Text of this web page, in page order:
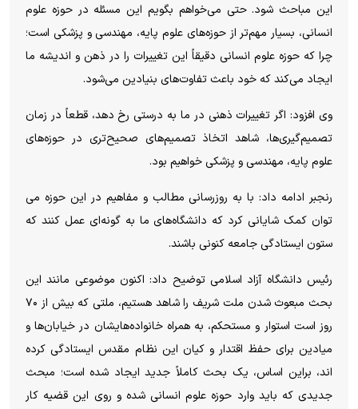
این مباحث شود. حتی می‌خواهم بگویم این مسئله در حوزه علوم
انسانی، بسیار مهم‌تر از حوزه‌های علوم پایه، مهندسی و پزشکی است؛
چرا که حوزه علوم انسانی دقیقاً این تغییرات را در ذهن و اندیشه ما
ایجاد می‌کند که خود باعث تفاوت‌های بنیادین می‌شود.
وی افزود: اگر تغییرات ذهنی در ما به درستی رخ دهد، قطعاً در زمان
تصمیم‌گیری‌ها، شاهد اتخاذ تصمیم‌های صحیح‌تری در حوزه‌های
علوم پایه، مهندسی و پزشکی خواهیم بود.
رنجبر ادامه داد: با به روزرسانی مطالب و مفاهیم در این حوزه می
توان کمک شایانی کرد که دانشگاه‌های ما به گونه‌ای عمل کنند که
ستون ایستادگی جامعه کنونی باشند.
رئیس دانشگاه آزاد اسلامی توضیح داد: اکنون موضوعی مانند این
بحث مبعوث شدن ملت شریف را شاهد هستیم، ملتی که بیش از ۷۰
روز است استوار و مستحکم، به همراه خانواده‌هایشان در خیابان‌ها و
میادین برای حفظ اقتدار و کیان این نظام مقدس ایستادگی کرده
اند، براین اساس، یک بحث کاملاً جدید ایجاد شده است؛ مبحث
جدیدی که باید وارد حوزه علوم انسانی شده و روی این قضیه کار